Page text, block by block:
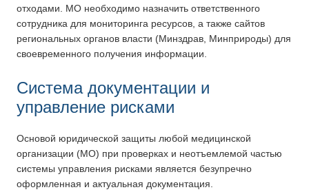
отходами. МО необходимо назначить ответственного
сотрудника для мониторинга ресурсов, а также сайтов
региональных органов власти (Минздрав, Минприроды) для
своевременного получения информации.
Система документации и
управление рисками
Основой юридической защиты любой медицинской
организации (МО) при проверках и неотъемлемой частью
системы управления рисками является безупречно
оформленная и актуальная документация.